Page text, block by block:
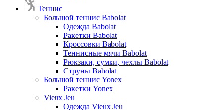
Теннис
Большой теннис Babolat
Одежда Babolat
Ракетки Babolat
Кроссовки Babolat
Теннисные мячи Babolat
Рюкзаки, сумки, чехлы Babolat
Струны Babolat
Большой теннис Yonex
Ракетки Yonex
Vieux Jeu
Одежда Vieux Jeu